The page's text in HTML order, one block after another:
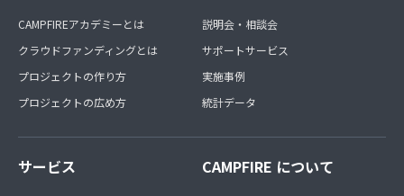
CAMPFIREアカデミーとは
クラウドファンディングとは
プロジェクトの作り方
プロジェクトの広め方
説明会・相談会
サポートサービス
実施事例
統計データ
サービス CAMPFIRE について